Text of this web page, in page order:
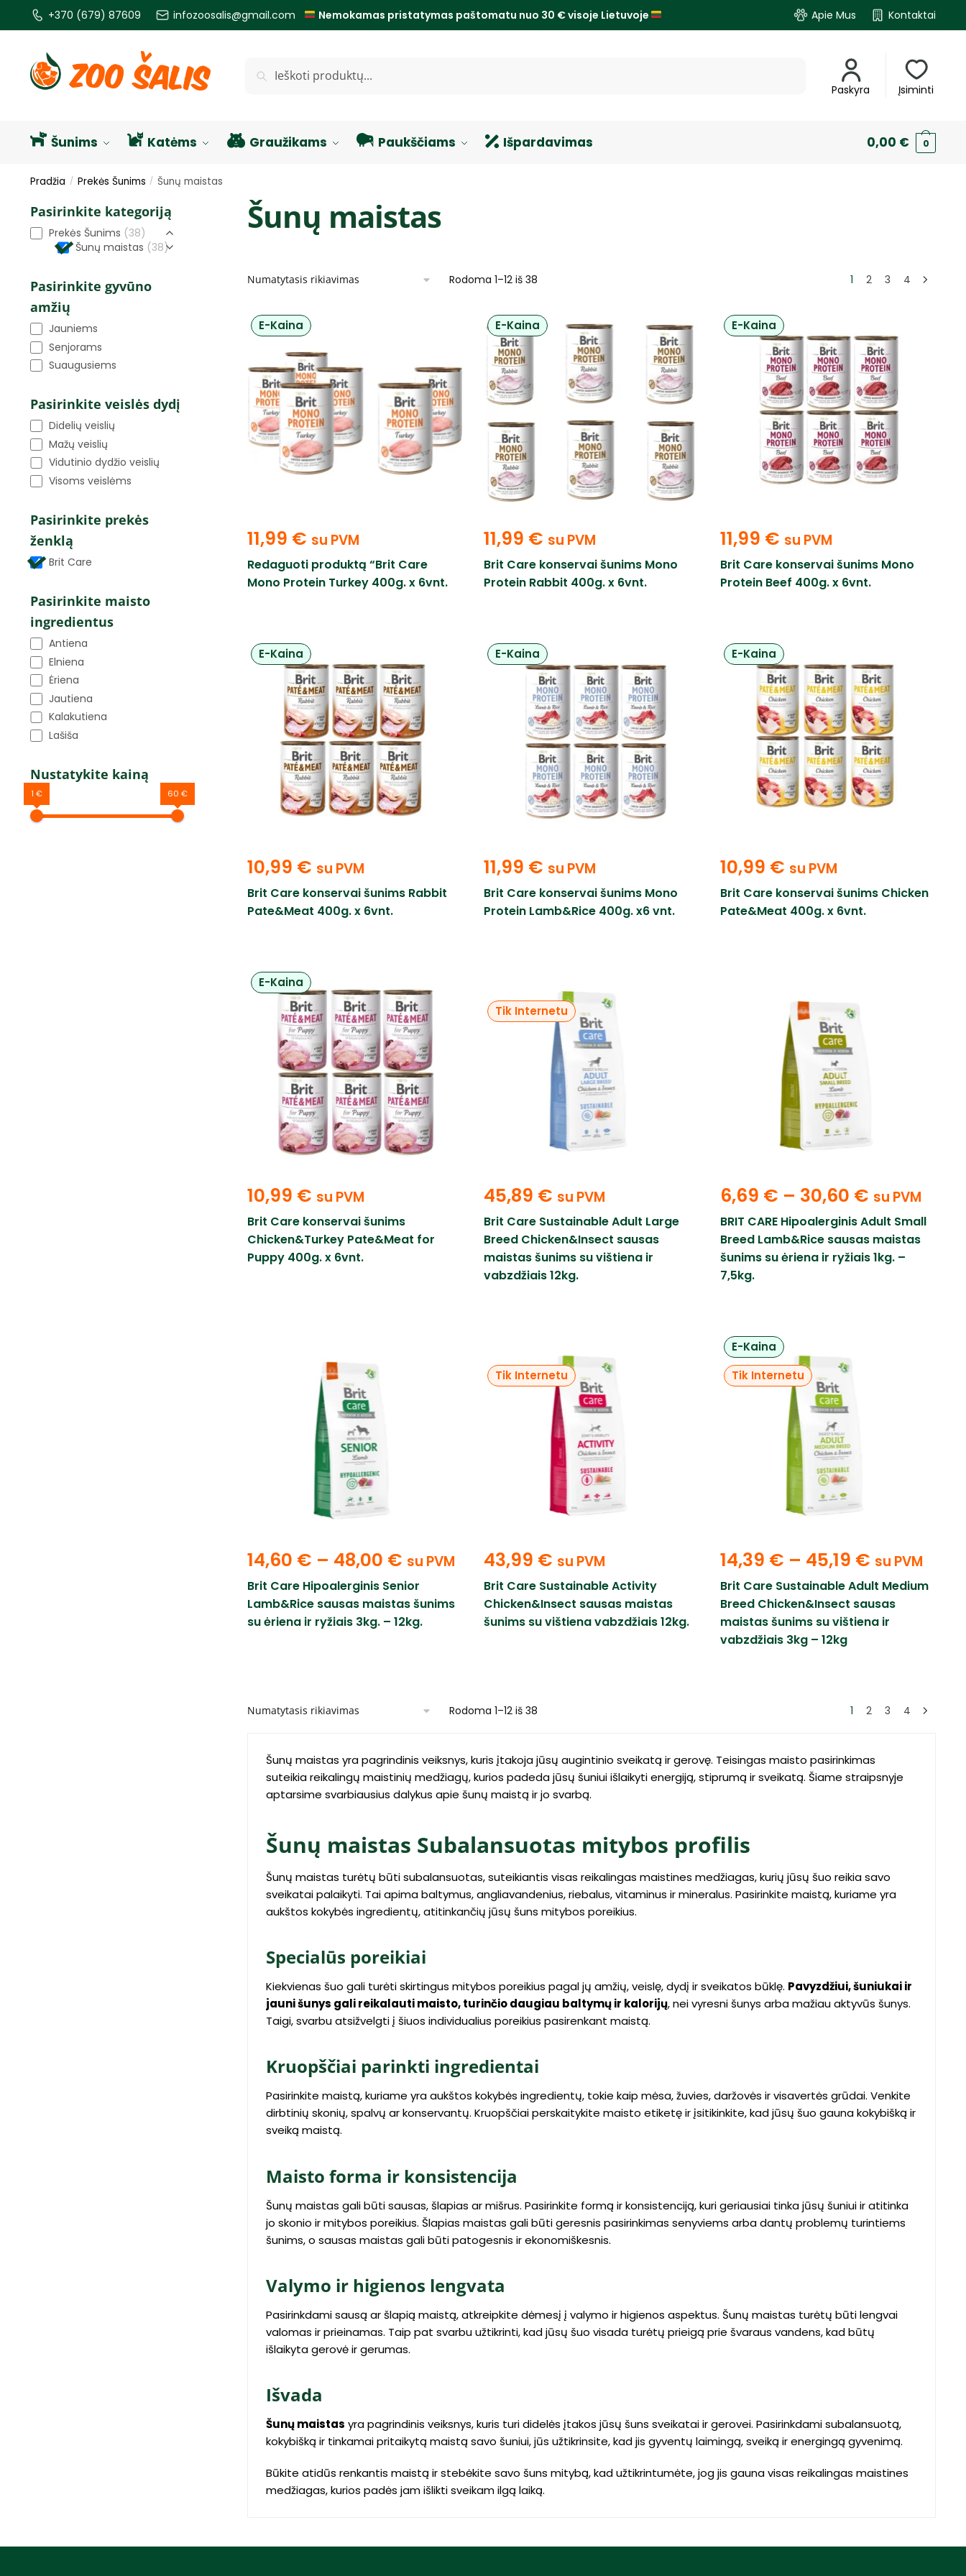
+370 (679) 87609 infozoosalis@gmail.com Nemokamas pristatymas paštomatu nuo 30 € visoje Lietuvoje Apie Mus Kontaktai
Paskyra Įsiminti
Šunims Katėms Graužikams Paukščiams Išpardavimas 0,00 € 0
Pradžia / Prekės Šunims / Šunų maistas
Šunų maistas
Rodoma 1–12 iš 38 1 2 3 4
11,99 € su PVM
E-Kaina
Redaguoti produktą “Brit Care
Mono Protein Turkey 400g. x 6vnt.
11,99 € su PVM
E-Kaina
Brit Care konservai šunims Mono
Protein Rabbit 400g. x 6vnt.
11,99 € su PVM
E-Kaina
Brit Care konservai šunims Mono
Protein Beef 400g. x 6vnt.
10,99 € su PVM
E-Kaina
Brit Care konservai šunims Rabbit
Pate&Meat 400g. x 6vnt.
11,99 € su PVM
E-Kaina
Brit Care konservai šunims Mono
Protein Lamb&Rice 400g. x6 vnt.
10,99 € su PVM
E-Kaina
Brit Care konservai šunims Chicken
Pate&Meat 400g. x 6vnt.
10,99 € su PVM
E-Kaina
Brit Care konservai šunims
Chicken&Turkey Pate&Meat for
Puppy 400g. x 6vnt.
45,89 € su PVM
Tik Internetu
Brit Care Sustainable Adult Large
Breed Chicken&Insect sausas
maistas šunims su vištiena ir
vabzdžiais 12kg.
6,69 € – 30,60 € su PVM
BRIT CARE Hipoalerginis Adult Small
Breed Lamb&Rice sausas maistas
šunims su ėriena ir ryžiais 1kg. –
7,5kg.
14,60 € – 48,00 € su PVM
Brit Care Hipoalerginis Senior
Lamb&Rice sausas maistas šunims
su ėriena ir ryžiais 3kg. – 12kg.
43,99 € su PVM
Tik Internetu
Brit Care Sustainable Activity
Chicken&Insect sausas maistas
šunims su vištiena vabzdžiais 12kg.
14,39 € – 45,19 € su PVM
Tik Internetu
E-Kaina
Brit Care Sustainable Adult Medium
Breed Chicken&Insect sausas
maistas šunims su vištiena ir
vabzdžiais 3kg – 12kg
Rodoma 1–12 iš 38 1 2 3 4
Šunų maistas yra pagrindinis veiksnys, kuris įtakoja jūsų augintinio sveikatą ir gerovę. Teisingas maisto pasirinkimas
suteikia reikalingų maistinių medžiagų, kurios padeda jūsų šuniui išlaikyti energiją, stiprumą ir sveikatą. Šiame straipsnyje
aptarsime svarbiausius dalykus apie šunų maistą ir jo svarbą.
Šunų maistas Subalansuotas mitybos profilis
Šunų maistas turėtų būti subalansuotas, suteikiantis visas reikalingas maistines medžiagas, kurių jūsų šuo reikia savo
sveikatai palaikyti. Tai apima baltymus, angliavandenius, riebalus, vitaminus ir mineralus. Pasirinkite maistą, kuriame yra
aukštos kokybės ingredientų, atitinkančių jūsų šuns mitybos poreikius.
Specialūs poreikiai
Kiekvienas šuo gali turėti skirtingus mitybos poreikius pagal jų amžių, veislę, dydį ir sveikatos būklę. Pavyzdžiui, šuniukai ir
jauni šunys gali reikalauti maisto, turinčio daugiau baltymų ir kalorijų, nei vyresni šunys arba mažiau aktyvūs šunys.
Taigi, svarbu atsižvelgti į šiuos individualius poreikius pasirenkant maistą.
Kruopščiai parinkti ingredientai
Pasirinkite maistą, kuriame yra aukštos kokybės ingredientų, tokie kaip mėsa, žuvies, daržovės ir visavertės grūdai. Venkite
dirbtinių skonių, spalvų ar konservantų. Kruopščiai perskaitykite maisto etiketę ir įsitikinkite, kad jūsų šuo gauna kokybišką ir
sveiką maistą.
Maisto forma ir konsistencija
Šunų maistas gali būti sausas, šlapias ar mišrus. Pasirinkite formą ir konsistenciją, kuri geriausiai tinka jūsų šuniui ir atitinka
jo skonio ir mitybos poreikius. Šlapias maistas gali būti geresnis pasirinkimas senyviems arba dantų problemų turintiems
šunims, o sausas maistas gali būti patogesnis ir ekonomiškesnis.
Valymo ir higienos lengvata
Pasirinkdami sausą ar šlapią maistą, atkreipkite dėmesį į valymo ir higienos aspektus. Šunų maistas turėtų būti lengvai
valomas ir prieinamas. Taip pat svarbu užtikrinti, kad jūsų šuo visada turėtų prieigą prie švaraus vandens, kad būtų
išlaikyta gerovė ir gerumas.
Išvada
Šunų maistas yra pagrindinis veiksnys, kuris turi didelės įtakos jūsų šuns sveikatai ir gerovei. Pasirinkdami subalansuotą,
kokybišką ir tinkamai pritaikytą maistą savo šuniui, jūs užtikrinsite, kad jis gyventų laimingą, sveiką ir energingą gyvenimą.
Būkite atidūs renkantis maistą ir stebėkite savo šuns mitybą, kad užtikrintumėte, jog jis gauna visas reikalingas maistines
medžiagas, kurios padės jam išlikti sveikam ilgą laiką.
Pasirinkite kategoriją
Prekės Šunims (38)
Šunų maistas (38)
Pasirinkite gyvūno
amžių
Jauniems
Senjorams
Suaugusiems
Pasirinkite veislės dydį
Didelių veislių
Mažų veislių
Vidutinio dydžio veislių
Visoms veislėms
Pasirinkite prekės
ženklą
Brit Care
Pasirinkite maisto
ingredientus
Antiena
Elniena
Ėriena
Jautiena
Kalakutiena
Lašiša
Nustatykite kainą
1 € 60 €